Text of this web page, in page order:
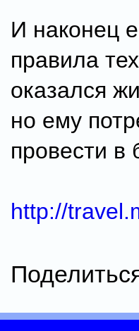
И наконец
правила
оказался
но ему
провести в
http://